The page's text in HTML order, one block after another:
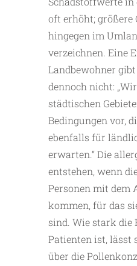
oft erhöht; größere
hingegen im
verzeichnen. Eine
Landbewohner
dennoch nicht:
städtischen
Bedingungen vor,
ebenfalls für
erwarten.“ Die
entstehen, wenn
Personen mit dem
kommen, für das
sind. Wie stark die
Patienten ist, lässt
über die